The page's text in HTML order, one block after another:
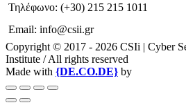
Τηλέφωνο: (+30) 215 215 1011
Email: info@csii.gr
Copyright © 2017 - 2026 CSIi | Cyber
Institute / All rights reserved
Made with {DE.CO.DE} by